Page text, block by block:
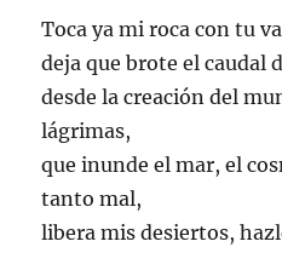
Toca ya mi roca con tu
deja que brote el caudal
desde la creación del
lágrimas,
que inunde el mar, el
tanto mal,
libera mis desiertos,